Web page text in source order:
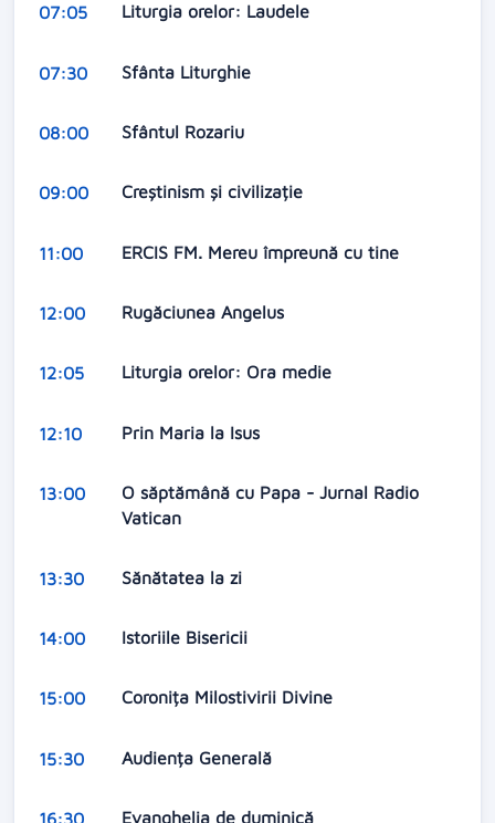
07:05 Liturgia orelor: Laudele
07:30 Sfânta Liturghie
08:00 Sfântul Rozariu
09:00 Creștinism și civilizație
11:00 ERCIS FM. Mereu împreună cu tine
12:00 Rugăciunea Angelus
12:05 Liturgia orelor: Ora medie
12:10 Prin Maria la Isus
13:00
O săptămână cu Papa - Jurnal Radio
Vatican
13:30 Sănătatea la zi
14:00 Istoriile Bisericii
15:00 Coronița Milostivirii Divine
15:30 Audiența Generală
16:30 Evanghelia de duminică